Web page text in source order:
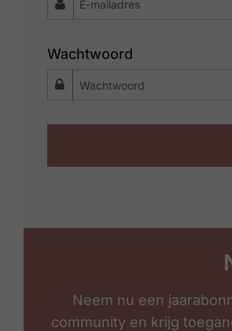
Wachtwoord
Neem nu een
community en krijg